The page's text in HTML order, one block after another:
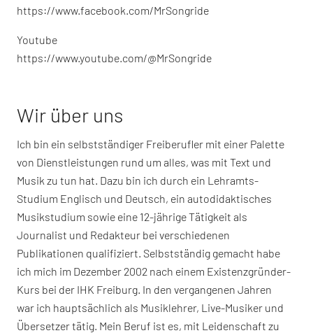
https://www.facebook.com/MrSongride
Youtube
https://www.youtube.com/@MrSongride
Wir über uns
Ich bin ein selbstständiger Freiberufler mit einer Palette
von Dienstleistungen rund um alles, was mit Text und
Musik zu tun hat. Dazu bin ich durch ein Lehramts-
Studium Englisch und Deutsch, ein autodidaktisches
Musikstudium sowie eine 12-jährige Tätigkeit als
Journalist und Redakteur bei verschiedenen
Publikationen qualifiziert. Selbstständig gemacht habe
ich mich im Dezember 2002 nach einem Existenzgründer-
Kurs bei der IHK Freiburg. In den vergangenen Jahren
war ich hauptsächlich als Musiklehrer, Live-Musiker und
Übersetzer tätig. Mein Beruf ist es, mit Leidenschaft zu